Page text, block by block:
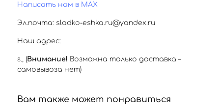
Написать нам в MAX
Эл.почта: sladko-eshka.ru@yandex.ru
Наш адрес:
г. , (Внимание! Возможна только доставка –
самовывоза нет)
Вам также может понравиться